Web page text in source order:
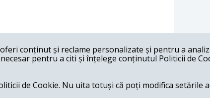
conținut și reclame personalizate și pentru a
pentru a citi și înțelege conținutul Politicii de
de Cookie. Nu uita totuși că poți modifica setările